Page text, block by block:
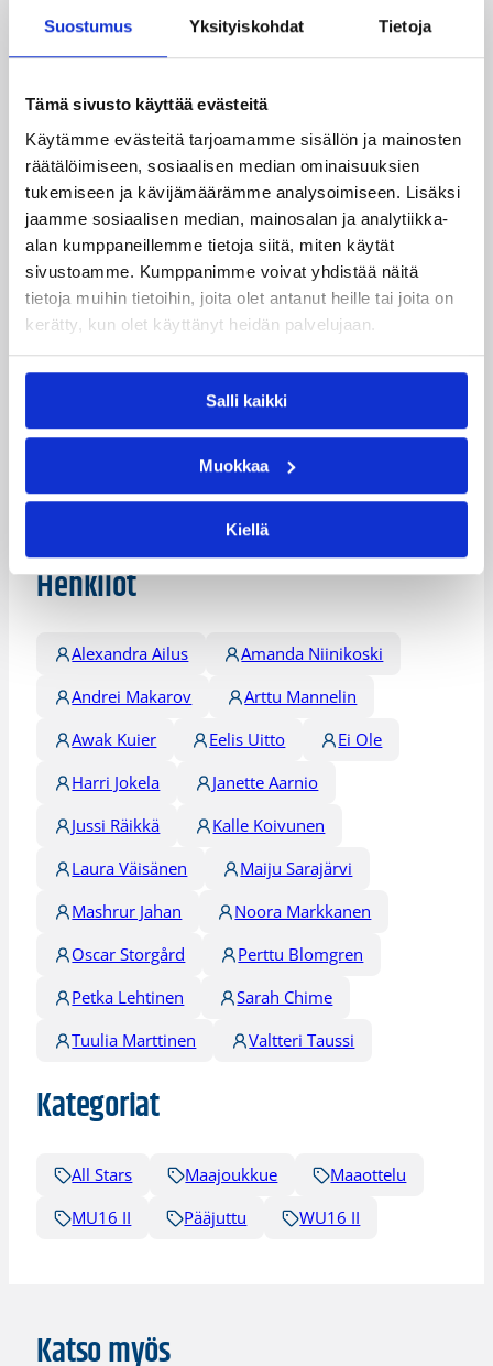
Suostumus Yksityiskohdat Tietoja
Tämä sivusto käyttää evästeitä
Käytämme evästeitä tarjoamamme sisällön ja mainosten
räätälöimiseen, sosiaalisen median ominaisuuksien
tukemiseen ja kävijämäärämme analysoimiseen. Lisäksi
jaamme sosiaalisen median, mainosalan ja analytiikka-
alan kumppaneillemme tietoja siitä, miten käytät
sivustoamme. Kumppanimme voivat yhdistää näitä
tietoja muihin tietoihin, joita olet antanut heille tai joita on
kerätty, kun olet käyttänyt heidän palvelujaan.
Salli kaikki
Muokkaa
Kiellä
käyttivät hyväkseen Suomen 50 menetystä ja samalla
noukkivat viljalti hyökkäyslevypalloja jylläten selkeään
kasvaa liian suureksi, Suomen Susi All Star -joukkueen
päävalmentaja Petka Lehtinen kertoi.
– Verrattuna eiliseen pystyimme ajoittain toteuttamaan
hyökkäyspäässä harjoiteltuja asioita. Pystyimme
tarttumaan paremmin asioihin, joissa on
Suomalaisilta Kalle Koivunen (9/0) pystyi pelaamaan
paineen alla fiksusti ja tyynesti. Jose Botti (11/5) ja
Mashrur Jahan (13/2) taas väläyttelivät
Lisätietoja:Ottelutilastot
Päivitetty18.06.2016
Henkilöt
Alexandra Ailus
Amanda Niinikoski
Andrei Makarov
Arttu Mannelin
Awak Kuier
Eelis Uitto
Ei Ole
Harri Jokela
Janette Aarnio
Jussi Räikkä
Kalle Koivunen
Laura Väisänen
Maiju Sarajärvi
Mashrur Jahan
Noora Markkanen
Oscar Storgård
Perttu Blomgren
Petka Lehtinen
Sarah Chime
Tuulia Marttinen
Valtteri Taussi
Kategoriat
All Stars Maajoukkue
Maaottelu
MU16 II
Pääjuttu WU16 II
Katso myös